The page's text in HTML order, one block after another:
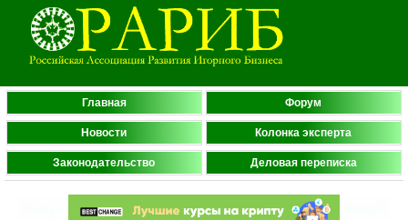
Главная Форум
Новости Колонка эксперта
Законодательство Деловая переписка